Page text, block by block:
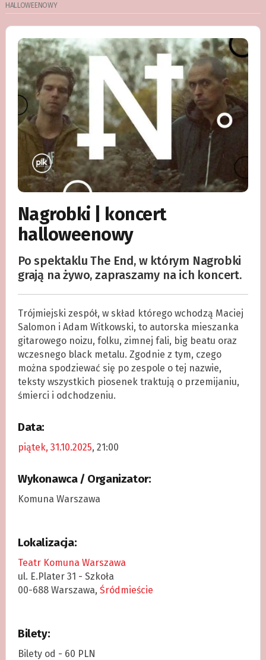
HALLOWEENOWY
Nagrobki | koncert
halloweenowy
Po spektaklu The End, w którym Nagrobki
grają na żywo, zapraszamy na ich koncert.
Trójmiejski zespół, w skład którego wchodzą Maciej
Salomon i Adam Witkowski, to autorska mieszanka
gitarowego noizu, folku, zimnej fali, big beatu oraz
wczesnego black metalu. Zgodnie z tym, czego
można spodziewać się po zespole o tej nazwie,
teksty wszystkich piosenek traktują o przemijaniu,
śmierci i odchodzeniu.
Data:
piątek, 31.10.2025, 21:00
Wykonawca / Organizator:
Komuna Warszawa
Lokalizacja:
Teatr Komuna Warszawa
ul. E.Plater 31 - Szkoła
00-688 Warszawa, Śródmieście
Bilety:
Bilety od - 60 PLN